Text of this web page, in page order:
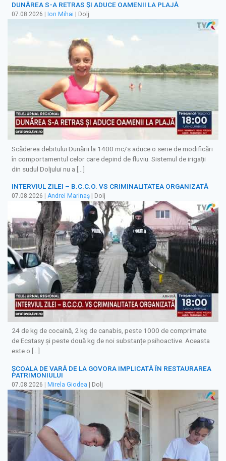
DUNĂREA S-A RETRAS ŞI ADUCE OAMENII LA PLAJĂ
07.08.2026 Ion Mihai | Dolj
Scăderea debitului Dunării la 1400 mc/s aduce o serie de modificări
în comportamentul celor care depind de fluviu. Sistemul de irigații
din sudul Doljului nu a […]
INTERVIUL ZILEI – B.C.C.O. VS CRIMINALITATEA ORGANIZATĂ
07.08.2026 Andrei Marinaș | Dolj
24 de kg de cocaină, 2 kg de canabis, peste 1000 de comprimate
de Ecstasy și peste două kg de noi substanțe psihoactive. Aceasta
este o […]
ȘCOALA DE VARĂ DE LA GOVORA IMPLICATĂ ÎN RESTAURAREA
PATRIMONIULUI
07.08.2026 | Mirela Giodea | Dolj